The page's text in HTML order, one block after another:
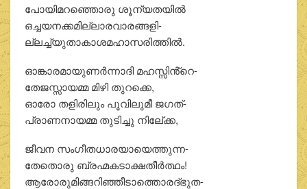
പോയിമറഞ്ഞൊരു ശൂന്യതയില്‍
ഒച്ചയനക്കമില്ലാരവാരങ്ങളി-
ല്ലച്ച്യുതാകാശമഹാസരിത്തില്‍.
ഓങ്കാരമായുണര്‍ന്നാദി മഹസ്സിൻ്റെ-
തേജസ്സായമ്മ മിഴി തുറക്കെ,
ഓരോ തളിരിലും പൂവിലുമീ ജഗത്-
പ്രാണനായമ്മ തുടിച്ചു നിലേ്ക്ക,
ജീവന സംഗീതധാരയായെത്തുന്ന-
തേതൊരു ബ്രഹ്മകടാക്ഷതീര്‍ത്ഥം!
ആരോരുമിങ്ങറിഞ്ഞീടാത്തൊരദ്ഭുത-